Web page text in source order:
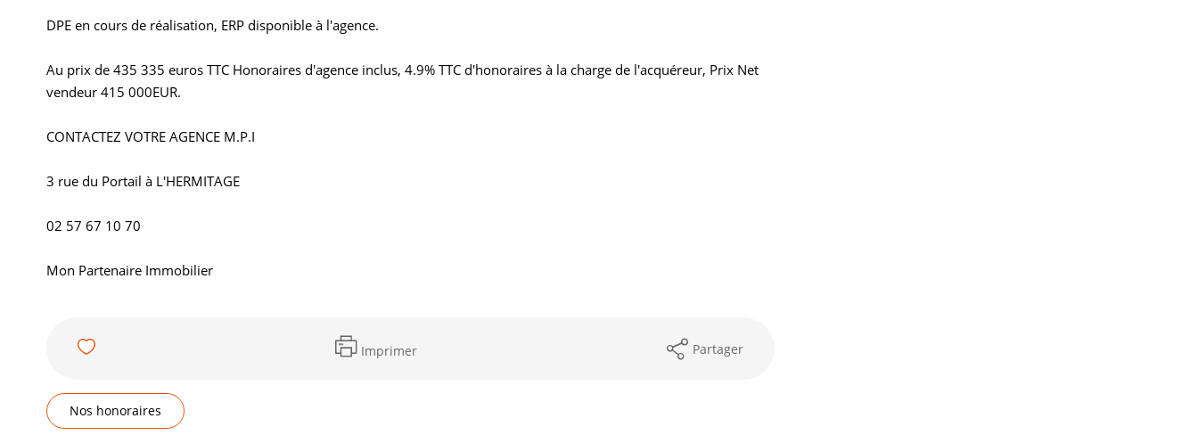
DPE en cours de réalisation, ERP disponible à l'agence.
Au prix de 435 335 euros TTC Honoraires d'agence inclus, 4.9% TTC d'honoraires à la charge de l'acquéreur, Prix Net
vendeur 415 000EUR.
CONTACTEZ VOTRE AGENCE M.P.I
3 rue du Portail à L'HERMITAGE
02 57 67 10 70
Mon Partenaire Immobilier
Imprimer Partager
Nos honoraires